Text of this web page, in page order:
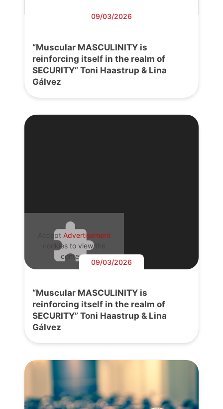
09/03/2026
“Muscular MASCULINITY is
reinforcing itself in the realm of
SECURITY” Toni Haastrup & Lina
Gálvez
Accept Advertisement
cookies to view the
content.
09/03/2026
“Muscular MASCULINITY is
reinforcing itself in the realm of
SECURITY” Toni Haastrup & Lina
Gálvez